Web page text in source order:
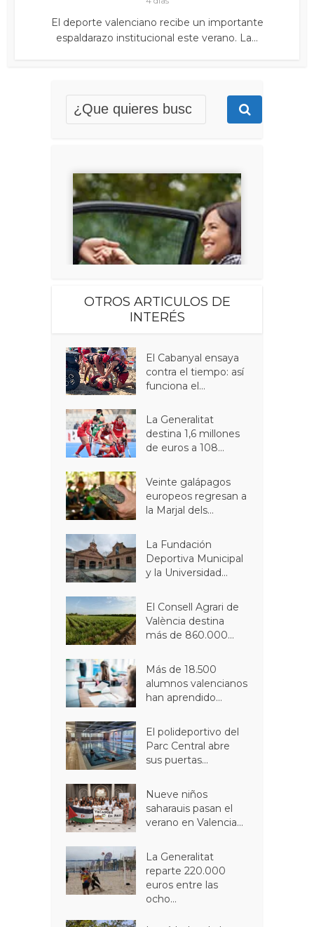
El deporte valenciano recibe un importante
espaldarazo institucional este verano. La...
OTROS ARTICULOS DE
INTERÉS
El Cabanyal ensaya
contra el tiempo: así
funciona el...
La Generalitat
destina 1,6 millones
de euros a 108...
Veinte galápagos
europeos regresan a
la Marjal dels...
La Fundación
Deportiva Municipal
y la Universidad...
El Consell Agrari de
València destina
más de 860.000...
Más de 18.500
alumnos valencianos
han aprendido...
El polideportivo del
Parc Central abre
sus puertas...
Nueve niños
saharauis pasan el
verano en Valencia...
La Generalitat
reparte 220.000
euros entre las
ocho...